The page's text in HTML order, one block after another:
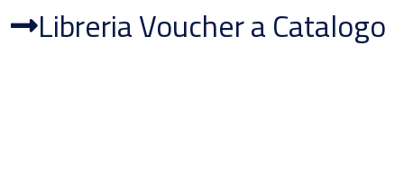
Libreria Voucher a Catalogo